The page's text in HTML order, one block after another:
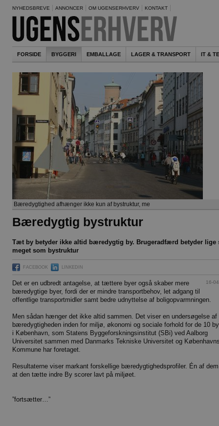
NYHEDSBREVE ANNONCER OM UGENSERHVERV KONTAKT
FORSIDE BYGGERI EMBALLAGE LAGER & TRANSPORT IT &
Bæredygtighed afhænger ikke kun af bystruktur, me
Bæredygtig bystruktur
Tæt by betyder ikke altid bæredygtig by. Brugeradfærd betyder lige
meget som bystruktur
FACEBOOK LINKEDIN
16-
Det er en udbredt antagelse, at tættere byer også skaber mere
bæredygtige byer, fordi der er mindre transportbehov, let adgang til
offentlige transportmidler samt bedre udnyttelse af boligopvarmningen.
Men sådan hænger det ikke altid sammen. Det viser en undersøgelse af
bæredygtigheden inden for miljø, økonomi og sociale forhold for de 10
i København, som Statens Byggeforskningsinstitut (SBi) ved Aalborg
Universitet sammen med Danmarks Tekniske Universitet og
Kommune har foretaget.
Resultaterne viser markant forskellige bæredygtighedsprofiler. Én af
at den tætte indre By scorer lavt på miljøet.
”fortsætter…”